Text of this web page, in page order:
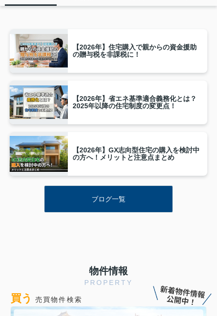
【2026年】住宅購入で親からの資金援助
の贈与税を非課税に！
【2026年】省エネ基準適合義務化とは？
2025年以降の住宅制度の変更点！
【2026年】GX志向型住宅の購入を検討中
の方へ！メリットと注意点まとめ
ブログ一覧
物件情報
PROPERTY
買う 売買物件検索